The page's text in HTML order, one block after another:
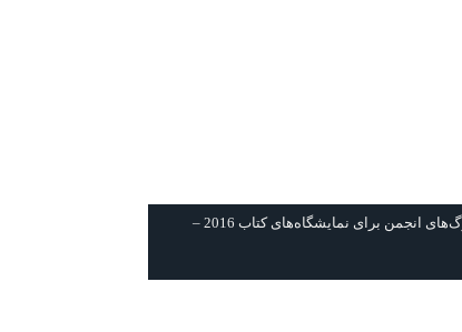
كاتالوگ‌های انجمن برای نمايشگاه‌های كتاب 2016 –